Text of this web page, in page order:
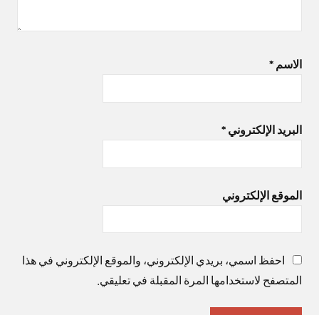
الاسم *
البريد الإلكتروني *
الموقع الإلكتروني
احفظ اسمي، بريدي الإلكتروني، والموقع الإلكتروني في هذا
المتصفح لاستخدامها المرة المقبلة في تعليقي.